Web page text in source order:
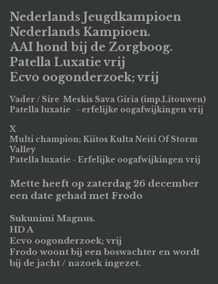
Nederlands Jeugdkampioen
Nederlands Kampioen.
AAI hond bij de Zorgboog.
Patella Luxatie vrij
Ecvo oogonderzoek; vrij
Vader / Sire Meskis Sava Giria (imp.Litouwen)
Patella luxatie - erfelijke oogafwijkingen vrij
X
Multi champion; Kiitos Kulta Neiti Of Storm
Valley
Patella luxatie - Erfelijke oogafwijkingen vrij
Mette heeft op zaterdag 26 december
een date gehad met Frodo
Sukunimi Magnus.
HD A
Ecvo oogonderzoek; vrij
Frodo woont bij een boswachter en wordt
bij de jacht / nazoek ingezet.